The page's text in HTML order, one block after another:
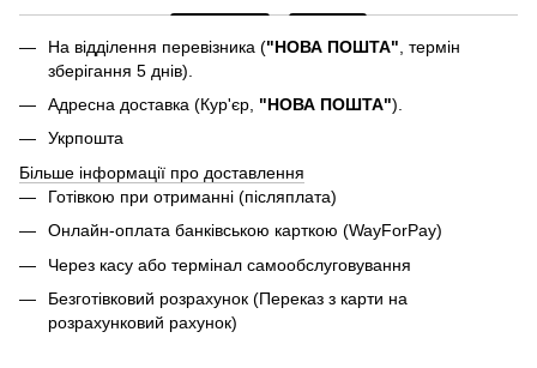
На відділення перевізника ("НОВА ПОШТА" , термін
зберігання 5 днів).
Адресна доставка (Кур'єр, "НОВА ПОШТА").
Укрпошта
Більше інформації про доставлення
Готівкою при отриманні (післяплата)
Онлайн-оплата банківською карткою (WayForPay)
Через касу або термінал самообслуговування
Безготівковий розрахунок (Переказ з карти на
розрахунковий рахунок)